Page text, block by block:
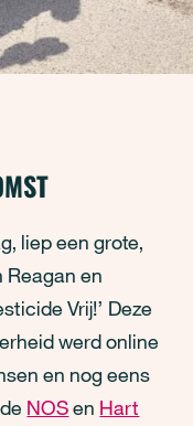
liep een grote,
Reagan en
Vrij!’ Deze
werd online
en nog eens
NOSen Hart